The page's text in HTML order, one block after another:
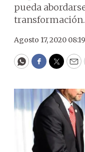
pueda
transformación.
Agosto 17, 2020
WhatsApp
Facebook